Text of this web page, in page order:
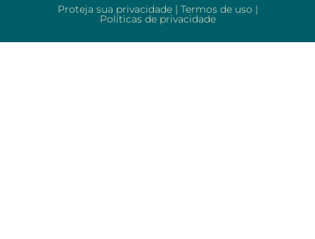
Proteja sua privacidade | Termos de uso |
Políticas de privacidade